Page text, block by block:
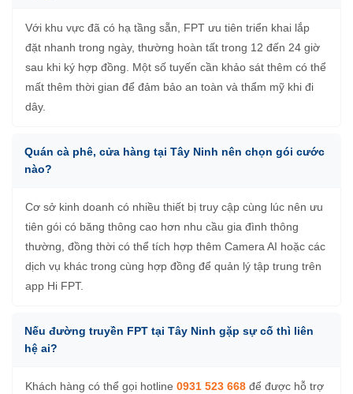
Với khu vực đã có hạ tầng sẵn, FPT ưu tiên triển khai lắp
đặt nhanh trong ngày, thường hoàn tất trong 12 đến 24 giờ
sau khi ký hợp đồng. Một số tuyến cần khảo sát thêm có thể
mất thêm thời gian để đảm bảo an toàn và thẩm mỹ khi đi
dây.
Quán cà phê, cửa hàng tại Tây Ninh nên chọn gói cước
nào?
Cơ sở kinh doanh có nhiều thiết bị truy cập cùng lúc nên ưu
tiên gói có băng thông cao hơn nhu cầu gia đình thông
thường, đồng thời có thể tích hợp thêm Camera AI hoặc các
dịch vụ khác trong cùng hợp đồng để quản lý tập trung trên
app Hi FPT.
Nếu đường truyền FPT tại Tây Ninh gặp sự cố thì liên
hệ ai?
Khách hàng có thể gọi hotline 0931 523 668 để được hỗ trợ